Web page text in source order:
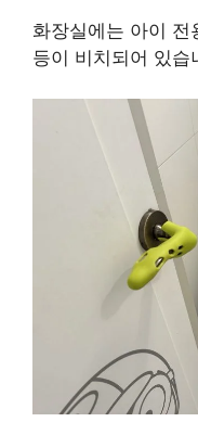
화장실에는 아이 전
등이 비치되어 있습